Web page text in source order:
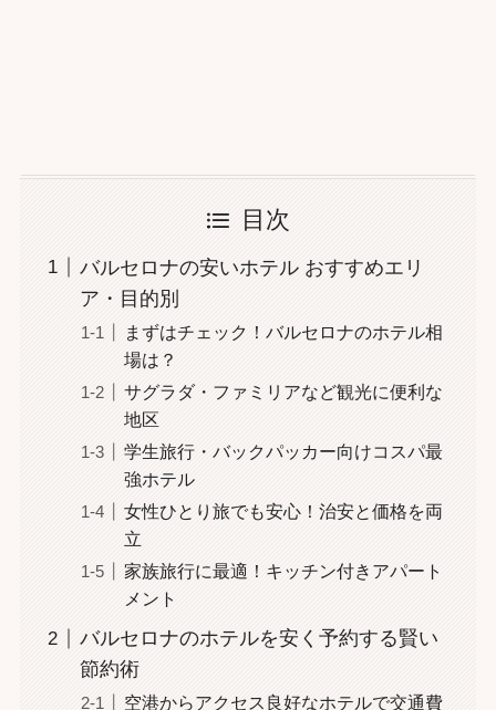
目次
バルセロナの安いホテル おすすめエリ
ア・目的別
まずはチェック！バルセロナのホテル相
場は？
サグラダ・ファミリアなど観光に便利な
地区
学生旅行・バックパッカー向けコスパ最
強ホテル
女性ひとり旅でも安心！治安と価格を両
立
家族旅行に最適！キッチン付きアパート
メント
バルセロナのホテルを安く予約する賢い
節約術
空港からアクセス良好なホテルで交通費